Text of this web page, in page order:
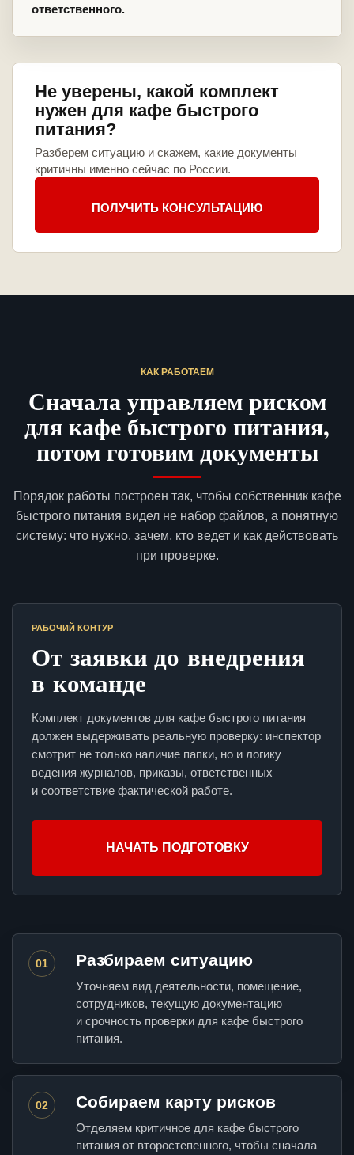
ответственного.
Не уверены, какой комплект
нужен для кафе быстрого
питания?
Разберем ситуацию и скажем, какие документы
критичны именно сейчас по России.
ПОЛУЧИТЬ КОНСУЛЬТАЦИЮ
КАК РАБОТАЕМ
Сначала управляем риском
для кафе быстрого питания,
потом готовим документы
Порядок работы построен так, чтобы собственник кафе
быстрого питания видел не набор файлов, а понятную
систему: что нужно, зачем, кто ведет и как действовать
при проверке.
РАБОЧИЙ КОНТУР
От заявки до внедрения
в команде
Комплект документов для кафе быстрого питания
должен выдерживать реальную проверку: инспектор
смотрит не только наличие папки, но и логику
ведения журналов, приказы, ответственных
и соответствие фактической работе.
НАЧАТЬ ПОДГОТОВКУ
01 Разбираем ситуацию
Уточняем вид деятельности, помещение,
сотрудников, текущую документацию
и срочность проверки для кафе быстрого
питания.
02 Собираем карту рисков
Отделяем критичное для кафе быстрого
питания от второстепенного, чтобы сначала